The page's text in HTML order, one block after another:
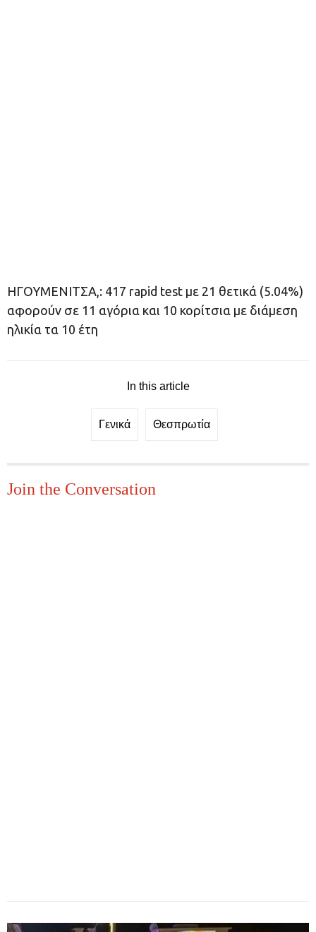
ΗΓΟΥΜΕΝΙΤΣΑ,: 417 rapid test με 21 θετικά (5.04%)
αφορούν σε 11 αγόρια και 10 κορίτσια με διάμεση
ηλικία τα 10 έτη
In this article
Γενικά Θεσπρωτία
Join the Conversation